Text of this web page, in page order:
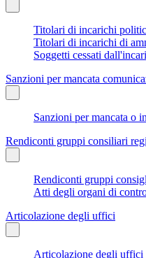
Titolari di incarichi
Titolari di incarichi di
Soggetti cessati
Sanzioni per mancata
Sanzioni per mancata o
Rendiconti gruppi consiliari
Rendiconti gruppi
Atti degli organi di
Articolazione degli uffici
Articolazione degli uffici